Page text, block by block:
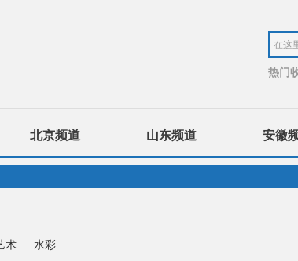
热门
北京频道 山东频道 安徽
术 水彩